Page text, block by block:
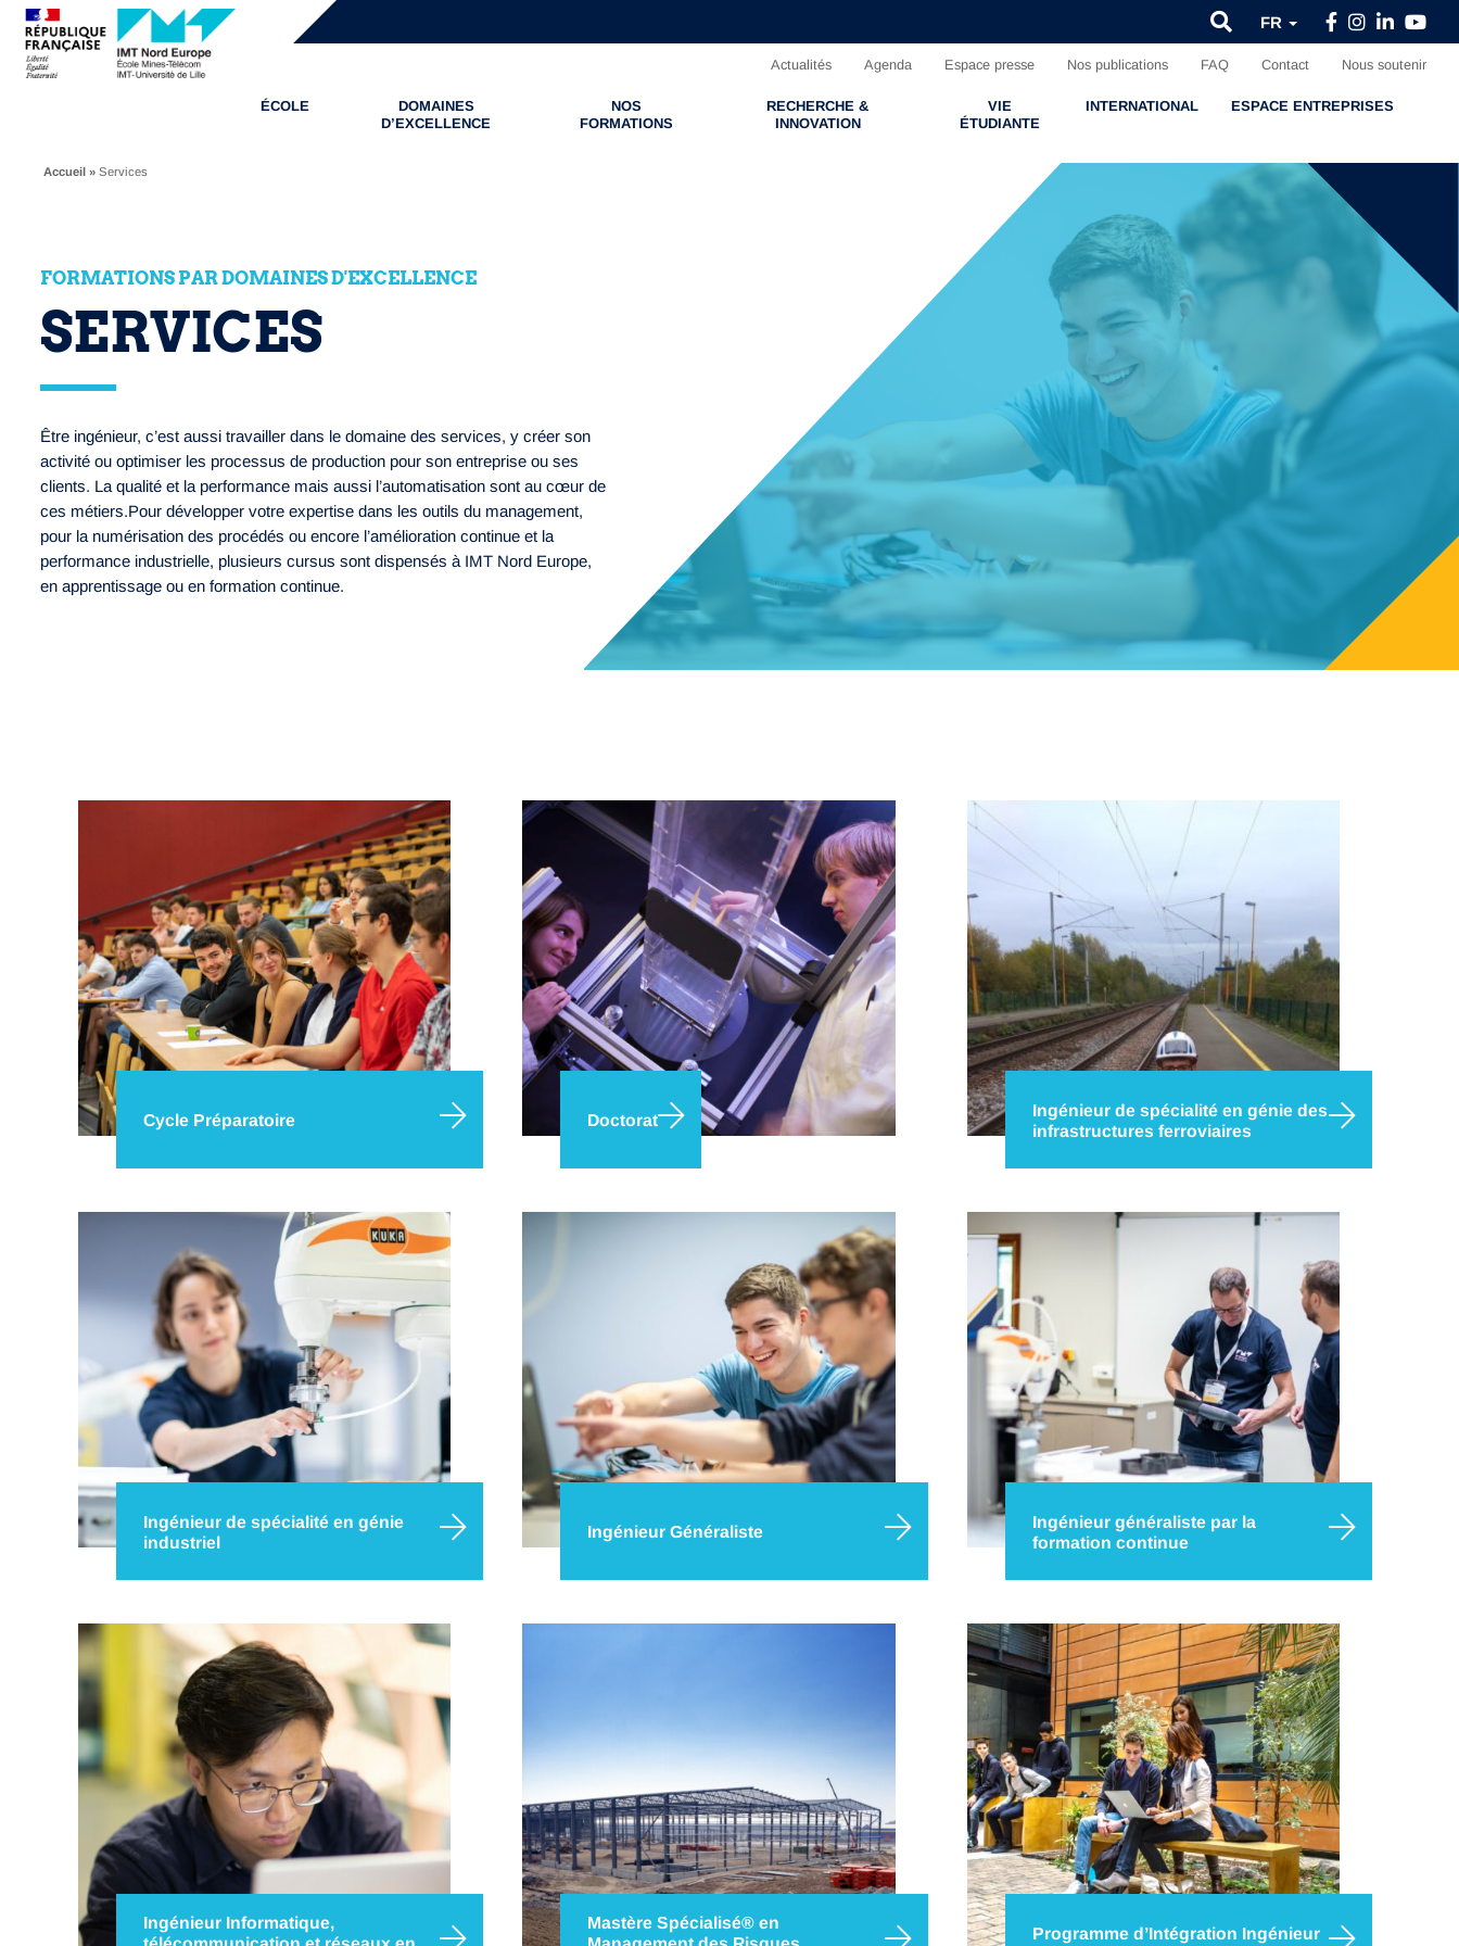
Actualités Agenda Espace presse Nos publications FAQ Contact Nous soutenir
ÉCOLE
DOMAINES
D’EXCELLENCE
NOS
FORMATIONS
RECHERCHE &
INNOVATION
VIE
ÉTUDIANTE
INTERNATIONAL ESPACE ENTREPRISES
FR
Accueil » Services
FORMATIONS PAR DOMAINES D'EXCELLENCE
SERVICES
Être ingénieur, c’est aussi travailler dans le domaine des services, y créer son
activité ou optimiser les processus de production pour son entreprise ou ses
clients. La qualité et la performance mais aussi l’automatisation sont au cœur de
ces métiers.Pour développer votre expertise dans les outils du management,
pour la numérisation des procédés ou encore l’amélioration continue et la
performance industrielle, plusieurs cursus sont dispensés à IMT Nord Europe,
en apprentissage ou en formation continue.
Cycle Préparatoire
environnementaux et sociétaux de notre
monde ? Le Cycle Préparatoire IMT Nord
Europe propose une formation généraliste,
accessible Post-Bac, vous apportant des
connaissances scientifiques solides ainsi qu’une
forte ouverture…
Doctorat
Ingénieur de spécialité en génie des
infrastructures ferroviaires
infrastructures ferroviaires d’IMT Nord Europe,
Ingénieur de spécialité en génie
industriel
sont optimisées grâce à la conception,
l’amélioration et l’installation de systèmes
intégrés.
Ingénieur Généraliste
sociétaux de notre monde. La formation
Ingénieur généraliste par la
formation continue
s’adresse aux professionnels qui souhaitent
devenir des acteurs polyvalents et stratégiques,
capables de relever les défis complexes du
21ème siècle. Ce programme est ouvert à des
salariés ou demandeurs d’emploi…
Ingénieur Informatique,
Mastère Spécialisé® en
Programme d’Intégration Ingénieur